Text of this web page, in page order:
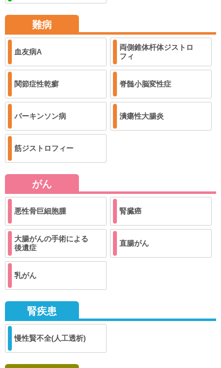
難病
血友病A
両側錐体杆体ジストロ
フィ
関節症性乾癬 脊髄小脳変性症
パーキンソン病 潰瘍性大腸炎
筋ジストロフィー
がん
悪性骨巨細胞腫 腎臓癌
大腸がんの手術による
後遺症
直腸がん
乳がん
腎疾患
慢性賢不全(人工透析)